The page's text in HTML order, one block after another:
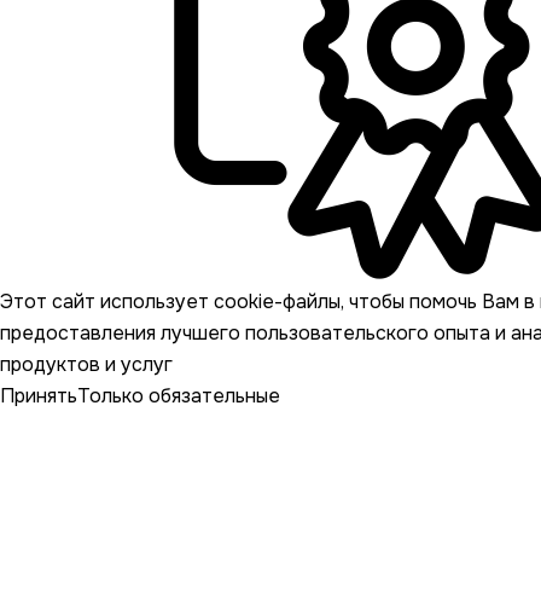
Этот сайт использует cookie-файлы, чтобы помочь Вам в
предоставления лучшего пользовательского опыта и
продуктов и услуг
ПринятьТолько обязательные